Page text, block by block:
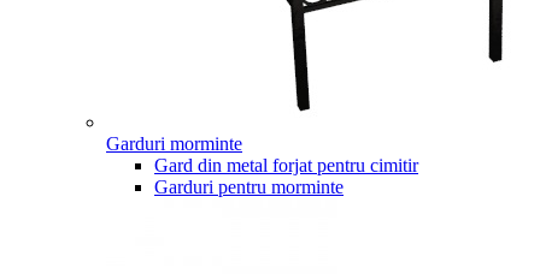
Garduri morminte
Gard din metal forjat pentru cimitir
Garduri pentru morminte